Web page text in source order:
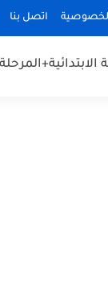
اتصل بنا
الابتدائية